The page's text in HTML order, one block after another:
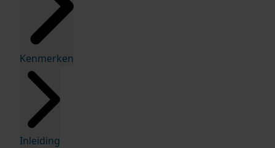
Kenmerken
Inleiding